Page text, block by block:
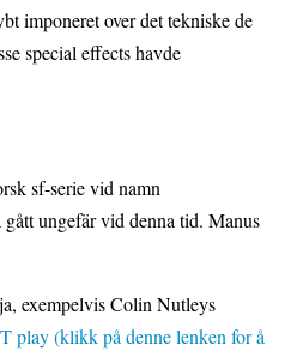
imponeret over det tekniske de
special effects havde
sf-serie vid namn
gått ungefär vid denna tid. Manus
exempelvis Colin Nutleys
play (klikk på denne lenken for å